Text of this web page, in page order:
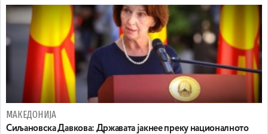
МАКЕДОНИЈА
Сиљановска Давкова: Државата јакнее преку националното